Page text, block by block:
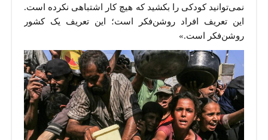
نمی‌توانید کودکی را بکشید که هیچ کار اشتباهی نکرده است.
این تعریف افراد روشن‌فکر است؛ این تعریف یک کشور
روشن‌فکر است.»